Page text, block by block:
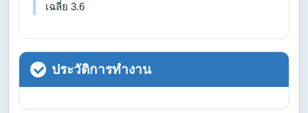
เฉลี่ย 3.6
ประวัติการทำงาน